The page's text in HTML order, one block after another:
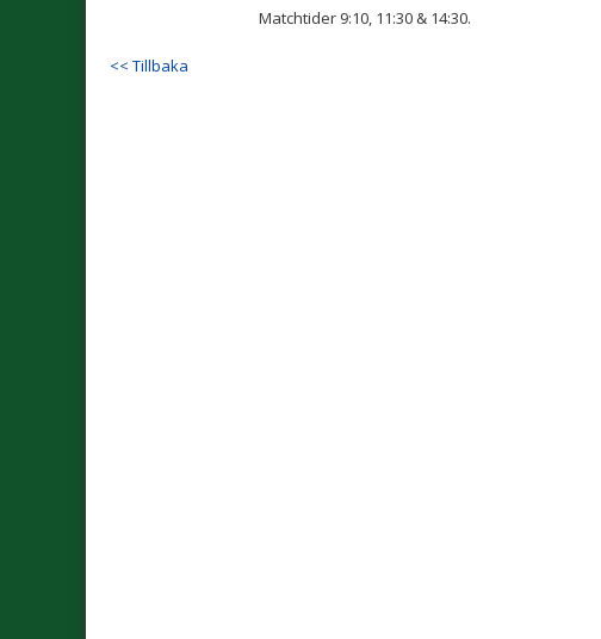
Matchtider 9:10, 11:30 & 14:30.
<< Tillbaka